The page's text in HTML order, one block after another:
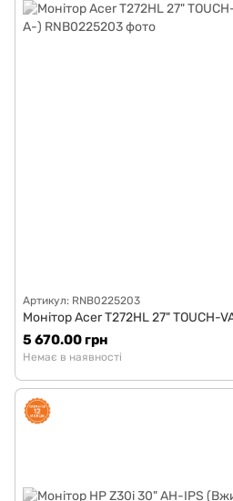
Артикул: RNB0225203
Монітор Acer T272HL 27"
5 670.00 грн
Немає в наявності